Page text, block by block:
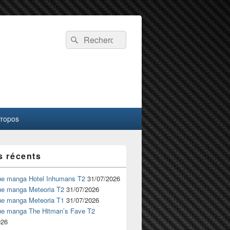
Recherche :
Rechercher
récents
manga Hotel Inhumans T2 31/07/2026
manga Meteoria T2 31/07/2026
manga Meteoria T1 31/07/2026
manga The Hitman’s Fave T2